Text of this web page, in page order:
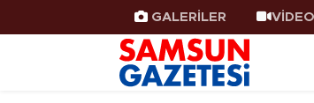
GALERİLER
Samsun Haber
Samsun Nöbetçi Eczaneler